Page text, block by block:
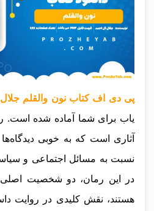
پی دی اف کتاب نون والقلم
یاب برای شما آماده شده است.
آثاری است که به خوبی
نسبت به مسائل اجتماعی و
در این رمان، دو شخصیت اصلی
هستند، نقش کلیدی در روایت